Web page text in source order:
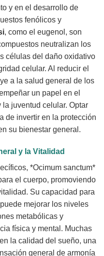
y en el desarrollo de
fenólicos y
, como el eugenol, son
neutralizan los
células del daño oxidativo
celular. Al reducir el
a la salud general de los
un papel en el
juventud celular. Optar
de invertir en la protección
su bienestar general.
y la Vitalidad
*Ocimum sanctum*
el cuerpo, promoviendo
Su capacidad para
mejorar los niveles
metabólicas y
física y mental. Muchas
la calidad del sueño, una
general de armonía